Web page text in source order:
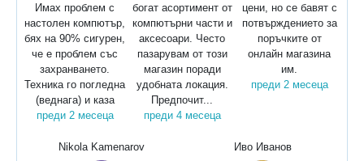
Имах проблем с
настолен компютър,
бях на 90% сигурен,
че е проблем със
захранването.
Техника го погледна
(веднага) и каза
преди 2 месеца
богат асортимент от
компютърни части и
аксесоари. Често
пазарувам от този
магазин поради
удобната локация.
Предпочит...
преди 4 месеца
цени, но се бавят с
потвърждението за
поръчките от
онлайн магазина
им.
преди 2 месеца
Nikola Kamenarov Иво Иванов